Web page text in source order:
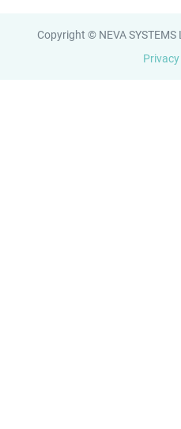
Copyright © NEVA